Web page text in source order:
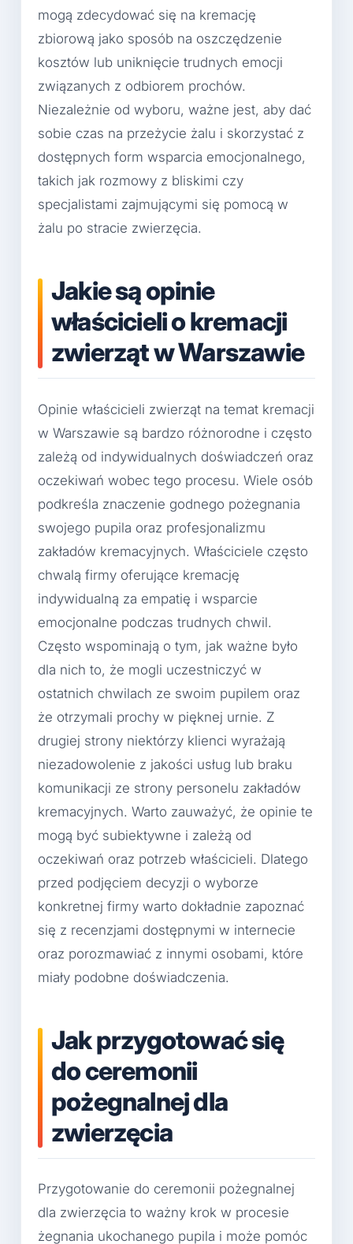
mogą zdecydować się na kremację
zbiorową jako sposób na oszczędzenie
kosztów lub uniknięcie trudnych emocji
związanych z odbiorem prochów.
Niezależnie od wyboru, ważne jest, aby dać
sobie czas na przeżycie żalu i skorzystać z
dostępnych form wsparcia emocjonalnego,
takich jak rozmowy z bliskimi czy
specjalistami zajmującymi się pomocą w
żalu po stracie zwierzęcia.
Jakie są opinie
właścicieli o kremacji
zwierząt w Warszawie
Opinie właścicieli zwierząt na temat kremacji
w Warszawie są bardzo różnorodne i często
zależą od indywidualnych doświadczeń oraz
oczekiwań wobec tego procesu. Wiele osób
podkreśla znaczenie godnego pożegnania
swojego pupila oraz profesjonalizmu
zakładów kremacyjnych. Właściciele często
chwalą firmy oferujące kremację
indywidualną za empatię i wsparcie
emocjonalne podczas trudnych chwil.
Często wspominają o tym, jak ważne było
dla nich to, że mogli uczestniczyć w
ostatnich chwilach ze swoim pupilem oraz
że otrzymali prochy w pięknej urnie. Z
drugiej strony niektórzy klienci wyrażają
niezadowolenie z jakości usług lub braku
komunikacji ze strony personelu zakładów
kremacyjnych. Warto zauważyć, że opinie te
mogą być subiektywne i zależą od
oczekiwań oraz potrzeb właścicieli. Dlatego
przed podjęciem decyzji o wyborze
konkretnej firmy warto dokładnie zapoznać
się z recenzjami dostępnymi w internecie
oraz porozmawiać z innymi osobami, które
miały podobne doświadczenia.
Jak przygotować się
do ceremonii
pożegnalnej dla
zwierzęcia
Przygotowanie do ceremonii pożegnalnej
dla zwierzęcia to ważny krok w procesie
żegnania ukochanego pupila i może pomóc